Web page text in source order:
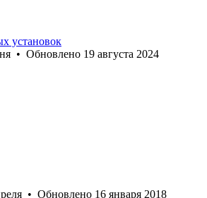
установок
• Обновлено 19 августа 2024
• Обновлено 16 января 2018